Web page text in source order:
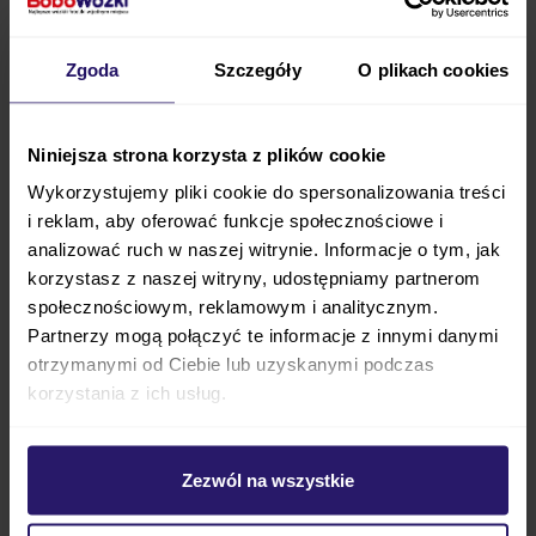
Zgoda Szczegóły O plikach cookies
Niniejsza strona korzysta z plików cookie
Wykorzystujemy pliki cookie do spersonalizowania treści
i reklam, aby oferować funkcje społecznościowe i
analizować ruch w naszej witrynie. Informacje o tym, jak
korzystasz z naszej witryny, udostępniamy partnerom
społecznościowym, reklamowym i analitycznym.
Partnerzy mogą połączyć te informacje z innymi danymi
otrzymanymi od Ciebie lub uzyskanymi podczas
korzystania z ich usług.
Zezwól na wszystkie
rodzicem dziecka, które posiada niebywałą
półkę wiszącą BABYBEST FLOWER oraz inne meble z
tej niesamowicie bajecznej kolekcji – spraw swemu
dziecku przyjemność i radość spędzania czasu na
zabawach we własnym pokoju marzeń!
Pobudzająca zmysły dzieci, ich wyobraźnię i
kreatywność unikatowa kolekcja mebli
BABYBEST
FLOWERto oferta na miarę XXI wieku. Solidne i
trwałe wykonanie przy użyciu najwyższej jakości
materiałów, farb, płyt oraz najnowszych systemów i
rozwiązań zostało objęte trzyletnią gwarancją ze
sobą trafiony wybór, który przypadnie w gust Twojej